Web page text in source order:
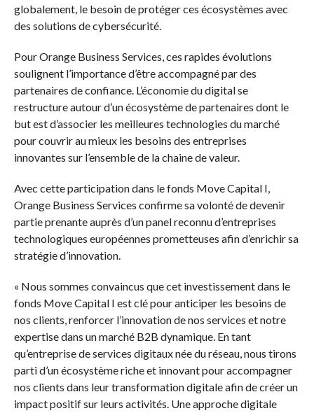
globalement, le besoin de protéger ces écosystèmes avec
des solutions de cybersécurité.
Pour Orange Business Services, ces rapides évolutions
soulignent l’importance d’être accompagné par des
partenaires de confiance. L’économie du digital se
restructure autour d’un écosystème de partenaires dont le
but est d’associer les meilleures technologies du marché
pour couvrir au mieux les besoins des entreprises
innovantes sur l’ensemble de la chaine de valeur.
Avec cette participation dans le fonds Move Capital I,
Orange Business Services confirme sa volonté de devenir
partie prenante auprès d’un panel reconnu d’entreprises
technologiques européennes prometteuses afin d’enrichir sa
stratégie d’innovation.
« Nous sommes convaincus que cet investissement dans le
fonds Move Capital I est clé pour anticiper les besoins de
nos clients, renforcer l’innovation de nos services et notre
expertise dans un marché B2B dynamique. En tant
qu’entreprise de services digitaux née du réseau, nous tirons
parti d’un écosystème riche et innovant pour accompagner
nos clients dans leur transformation digitale afin de créer un
impact positif sur leurs activités. Une approche digitale